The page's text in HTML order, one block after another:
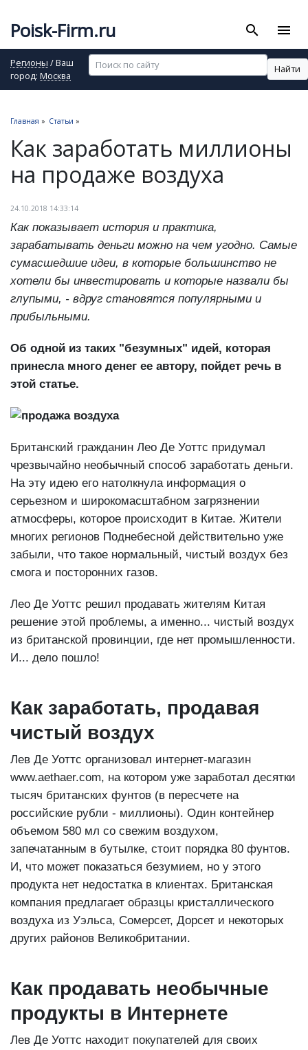
Poisk-Firm.ru search menu
Регионы / Ваш
город: Москва
Найти
Главная » Статьи »
Как заработать миллионы
на продаже воздуха
24.10.2018 14:33:14
Как показывает история и практика,
зарабатывать деньги можно на чем угодно. Самые
сумасшедшие идеи, в которые большинство не
хотели бы инвестировать и которые назвали бы
глупыми, - вдруг становятся популярными и
прибыльными.
Об одной из таких "безумных" идей, которая
принесла много денег ее автору, пойдет речь в
этой статье.
Британский гражданин Лео Де Уоттс придумал
чрезвычайно необычный способ заработать деньги.
На эту идею его натолкнула информация о
серьезном и широкомасштабном загрязнении
атмосферы, которое происходит в Китае. Жители
многих регионов Поднебесной действительно уже
забыли, что такое нормальный, чистый воздух без
смога и посторонних газов.
Лео Де Уоттс решил продавать жителям Китая
решение этой проблемы, а именно... чистый воздух
из британской провинции, где нет промышленности.
И... дело пошло!
Как заработать, продавая
чистый воздух
Лев Де Уоттс организовал интернет-магазин
www.aethaer.com, на котором уже заработал десятки
тысяч британских фунтов (в пересчете на
российские рубли - миллионы). Один контейнер
объемом 580 мл со свежим воздухом,
запечатанным в бутылке, стоит порядка 80 фунтов.
И, что может показаться безумием, но у этого
продукта нет недостатка в клиентах. Британская
компания предлагает образцы кристаллического
воздуха из Уэльса, Сомерсет, Дорсет и некоторых
других районов Великобритании.
Как продавать необычные
продукты в Интернете
Лев Де Уоттс находит покупателей для своих